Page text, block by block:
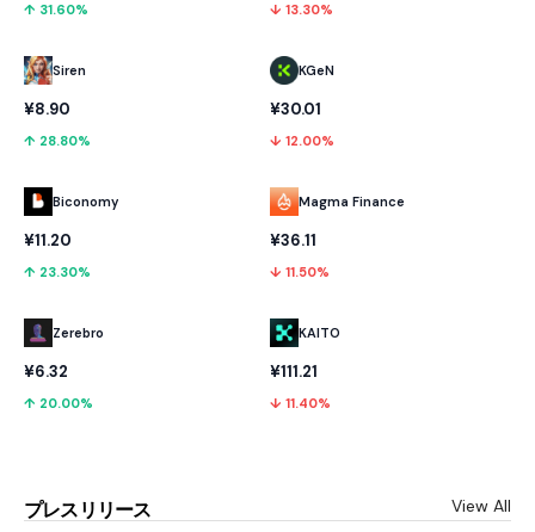
↑ 31.60%
Siren
¥8.90
↑ 28.80%
Biconomy
¥11.20
↑ 23.30%
Zerebro
¥6.32
↑ 20.00%
↓ 13.30%
KGeN
¥30.01
↓ 12.00%
Magma Finance
¥36.11
↓ 11.50%
KAITO
¥111.21
↓ 11.40%
プレスリリース View All